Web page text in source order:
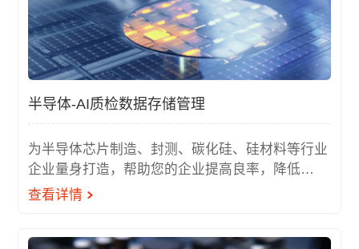
半导体-AI质检数据存储管理
为半导体芯片制造、封测、碳化硅、硅材料等行业
企业量身打造，帮助您的企业提高良率，降低
TCO，抢占市场先机
查看详情